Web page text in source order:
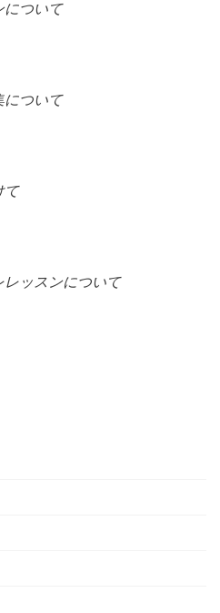
について
について
て
ッスンについて